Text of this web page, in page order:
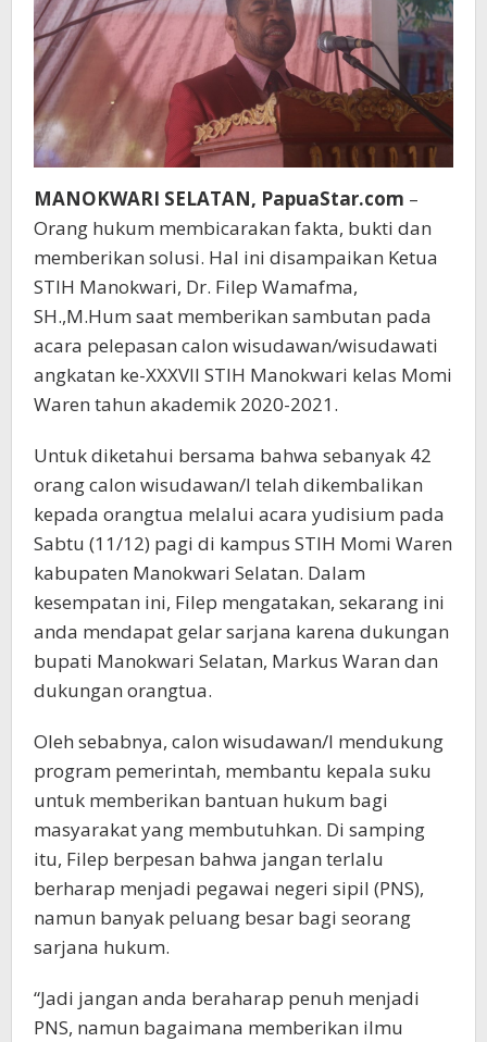
MANOKWARI SELATAN, PapuaStar.com –
Orang hukum membicarakan fakta, bukti dan
memberikan solusi. Hal ini disampaikan Ketua
STIH Manokwari, Dr. Filep Wamafma,
SH.,M.Hum saat memberikan sambutan pada
acara pelepasan calon wisudawan/wisudawati
angkatan ke-XXXVII STIH Manokwari kelas Momi
Waren tahun akademik 2020-2021.
Untuk diketahui bersama bahwa sebanyak 42
orang calon wisudawan/I telah dikembalikan
kepada orangtua melalui acara yudisium pada
Sabtu (11/12) pagi di kampus STIH Momi Waren
kabupaten Manokwari Selatan. Dalam
kesempatan ini, Filep mengatakan, sekarang ini
anda mendapat gelar sarjana karena dukungan
bupati Manokwari Selatan, Markus Waran dan
dukungan orangtua.
Oleh sebabnya, calon wisudawan/I mendukung
program pemerintah, membantu kepala suku
untuk memberikan bantuan hukum bagi
masyarakat yang membutuhkan. Di samping
itu, Filep berpesan bahwa jangan terlalu
berharap menjadi pegawai negeri sipil (PNS),
namun banyak peluang besar bagi seorang
sarjana hukum.
“Jadi jangan anda beraharap penuh menjadi
PNS, namun bagaimana memberikan ilmu